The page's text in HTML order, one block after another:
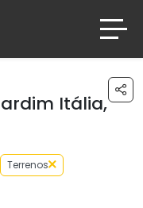
Itália,
Terrenos